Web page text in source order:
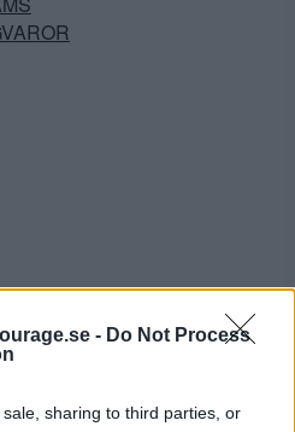
- Do Not Process
sharing to third parties, or